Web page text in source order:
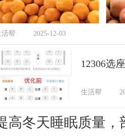
活帮 2025-12-03
12306选
生活帮
高冬天睡眠质量